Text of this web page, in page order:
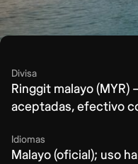
Divisa
Ringgit malayo (MYR)
aceptadas, efectivo
Idiomas
Malayo (oficial); uso